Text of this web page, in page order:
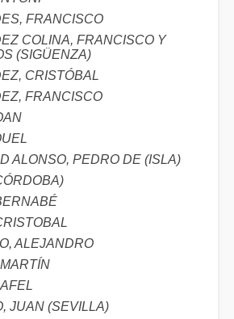
FRANCISCO
COLINA, FRANCISCO Y
(SIGÜENZA)
CRISTÓBAL
FRANCISCO
ALONSO, PEDRO DE (ISLA)
ALEJANDRO
JUAN (SEVILLA)